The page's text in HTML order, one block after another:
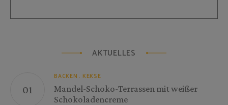
AKTUELLES
BACKEN KEKSE
Mandel-Schoko-Terrassen mit weißer
Schokoladencreme